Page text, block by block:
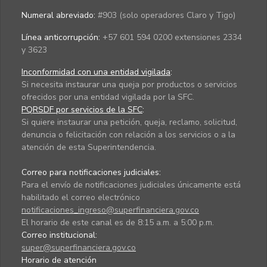
Numeral abreviado: #903 (solo operadores Claro y Tigo)
Línea anticorrupción: +57 601 594 0200 extensiones 2334
y 3623
Inconformidad con una entidad vigilada:
Si necesita instaurar una queja por productos o servicios
ofrecidos por una entidad vigilada por la SFC.
PQRSDF por servicios de la SFC:
Si quiere instaurar una petición, queja, reclamo, solicitud,
denuncia o felicitación con relación a los servicios o a la
atención de esta Superintendencia.
Correo para notificaciones judiciales:
Para el envío de notificaciones judiciales únicamente está
habilitado el correo electrónico
notificaciones_ingreso@superfinanciera.gov.co
El horario de este canal es de 8:15 a.m. a 5:00 p.m.
Correo institucional:
super@superfinanciera.gov.co
Horario de atención